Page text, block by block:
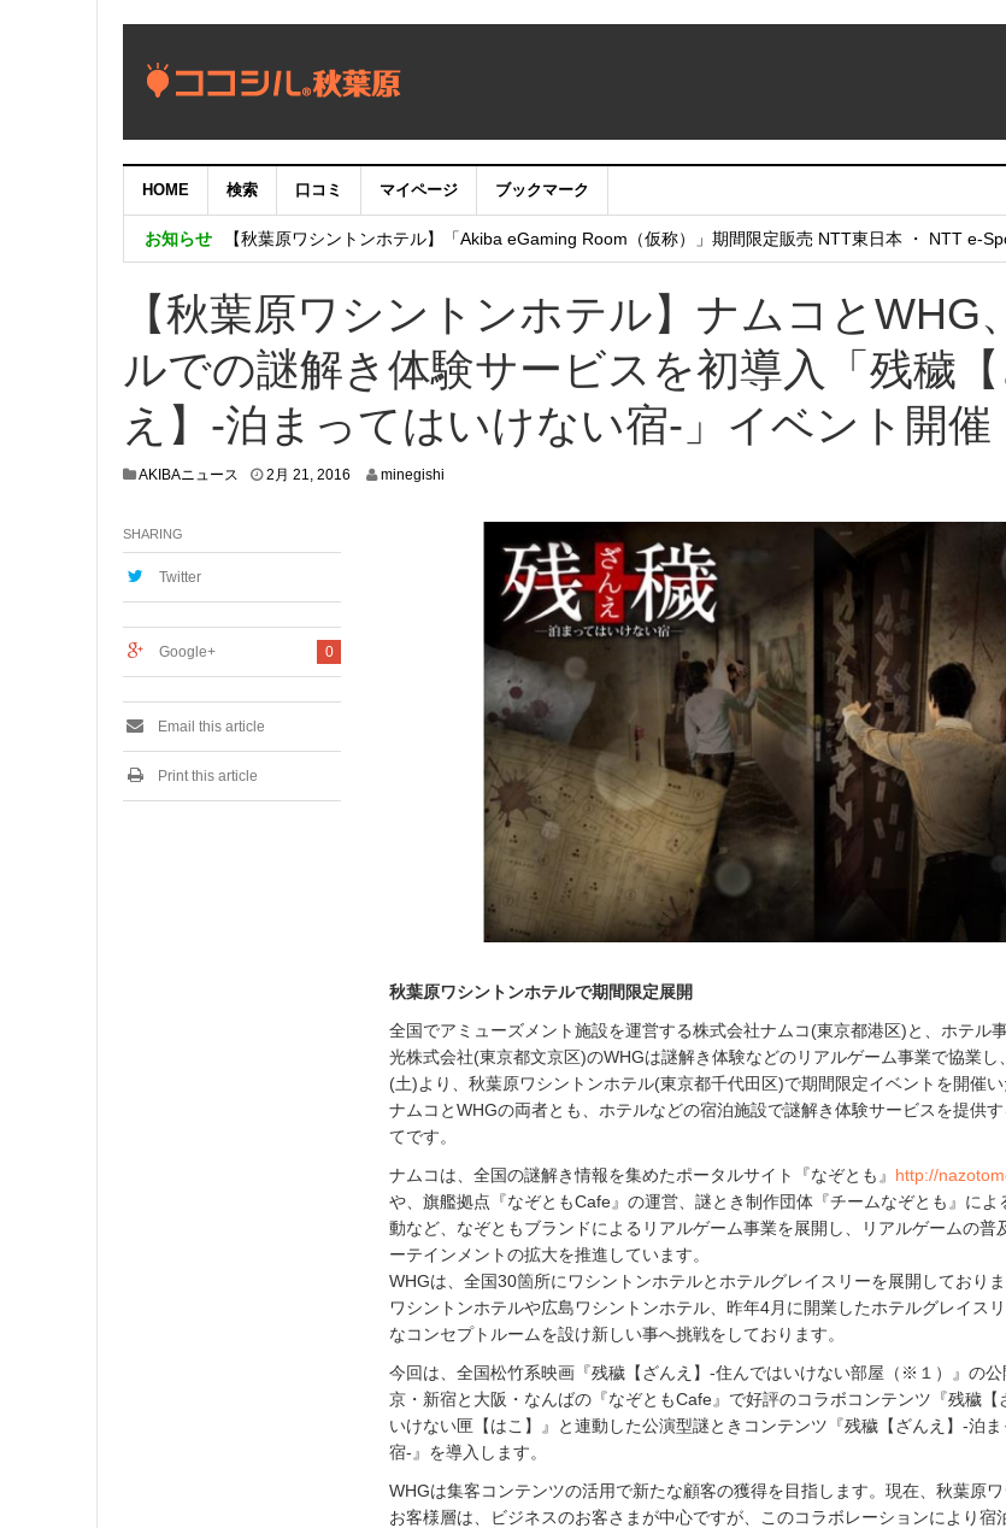
HOME 検索 口コミ マイページ ブックマーク
お知らせ
【重要：9月5日（火）22時】ココシル：アカウントサービス移行のお知らせ
【秋葉原ワシントンホテル】「Akiba eGaming Room（仮称）」期間限定販売 NTT東日本 ・ NTT e-
【秋葉原ワシントンホテル】ナムコとWHG
ルでの謎解き体験サービスを初導入「残穢
え】-泊まってはいけない宿-」イベント開催
AKIBAニュース 2月 21, 2016 minegishi
秋葉原ワシントンホテルで期間限定展開
全国でアミューズメント施設を運営する株式会社ナムコ(東京都港区)と、ホテル
光株式会社(東京都文京区)のWHGは謎解き体験などのリアルゲーム事業で協業し
(土)より、秋葉原ワシントンホテル(東京都千代田区)で期間限定イベントを開催い
ナムコとWHGの両者とも、ホテルなどの宿泊施設で謎解き体験サービスを提供
てです。
ナムコは、全国の謎解き情報を集めたポータルサイト『なぞとも』 http://
や、旗艦拠点『なぞともCafe』の運営、謎とき制作団体『チームなぞとも』によ
動など、なぞともブランドによるリアルゲーム事業を展開し、リアルゲームの普
ーテインメントの拡大を推進しています。
WHGは、全国30箇所にワシントンホテルとホテルグレイスリーを展開しており
ワシントンホテルや広島ワシントンホテル、昨年4月に開業したホテルグレイス
なコンセプトルームを設け新しい事へ挑戦をしております。
今回は、全国松竹系映画『残穢【ざんえ】-住んではいけない部屋（※１）』の公
京・新宿と大阪・なんばの『なぞともCafe』で好評のコラボコンテンツ『残穢【
いけない匣【はこ】』と連動した公演型謎ときコンテンツ『残穢【ざんえ】-泊
宿-』を導入します。
WHGは集客コンテンツの活用で新たな顧客の獲得を目指します。現在、秋葉原
お客様層は、ビジネスのお客さまが中心ですが、このコラボレーションにより宿
SHARING
Twitter
0
Google+
Email this article
Print this article